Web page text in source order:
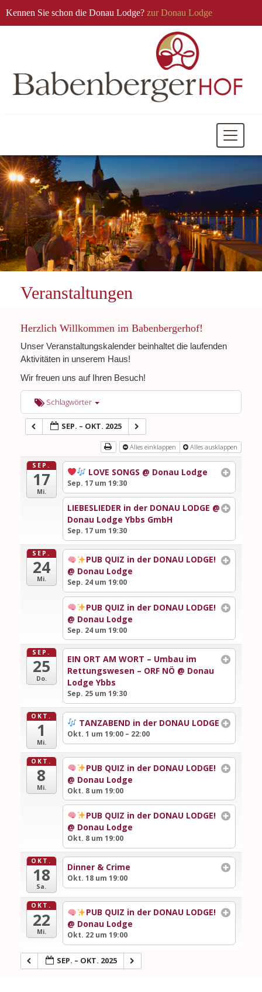
Kennen Sie schon die Donau Lodge? zur Donau Lodge
Mobile
Veranstaltungen
Herzlich Willkommen im Babenbergerhof!
Unser Veranstaltungskalender beinhaltet die laufenden
Aktivitäten in unserem Haus!
Wir freuen uns auf Ihren Besuch!
Schlagwörter
SEP. – OKT. 2025
Alles einklappen Alles ausklappen
SEP.
17
Mi.
LOVE SONGS @ Donau Lodge
Sep. 17 um 19:30
LIEBESLIEDER in der DONAU LODGE @
Donau Lodge Ybbs GmbH
Sep. 17 um 19:30
SEP.
24
Mi.
PUB QUIZ in der DONAU LODGE!
@ Donau Lodge
Sep. 24 um 19:00
PUB QUIZ in der DONAU LODGE!
@ Donau Lodge
Sep. 24 um 19:00
SEP.
25
Do.
EIN ORT AM WORT – Umbau im
Rettungswesen – ORF NÖ @ Donau
Lodge Ybbs
Sep. 25 um 19:30
OKT.
1
Mi.
TANZABEND in der DONAU LODGE
Okt. 1 um 19:00 – 22:00
OKT.
8
Mi.
PUB QUIZ in der DONAU LODGE!
@ Donau Lodge
Okt. 8 um 19:00
PUB QUIZ in der DONAU LODGE!
@ Donau Lodge
Okt. 8 um 19:00
OKT.
18
Sa.
Dinner & Crime
Okt. 18 um 19:00
OKT.
22
Mi.
PUB QUIZ in der DONAU LODGE!
@ Donau Lodge
Okt. 22 um 19:00
SEP. – OKT. 2025